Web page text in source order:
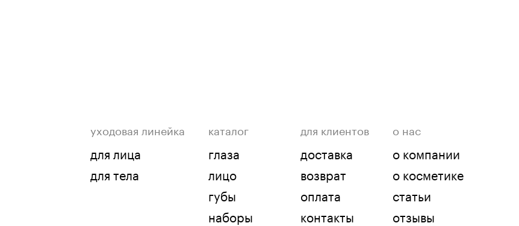
уходовая линейка
для лица
для тела
каталог
глаза
лицо
губы
наборы
для клиентов
доставка
возврат
оплата
контакты
о нас
о компании
о косметике
статьи
отзывы